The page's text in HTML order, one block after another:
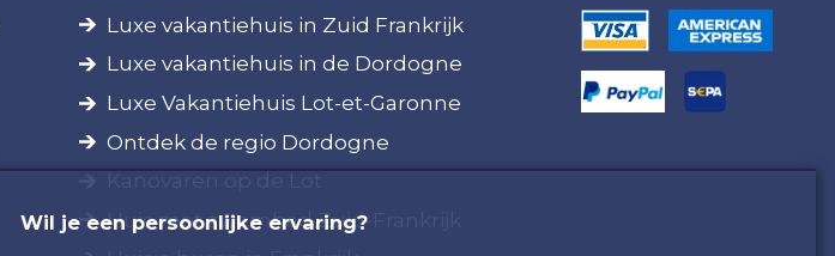
Luxe vakantiehuis in Zuid Frankrijk
Luxe vakantiehuis in de Dordogne
Luxe Vakantiehuis Lot-et-Garonne
Ontdek de regio Dordogne
Huis met zwembad Zuid-Frankrijk
Wil je een persoonlijke ervaring?